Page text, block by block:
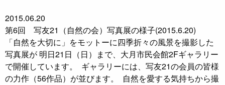
2015.06.20
第6回 写友21（自然の会）写真展の様子(2015.6.20)
「自然を大切に」をモットーに四季折々の風景を撮影した
写真展が 明日21日（日）まで、大月市民会館2Fギャラリー
で開催しています。
ギャラリーには、写友21の会員の皆様
の力作（56作品）が並びます。
自然を愛する気持ちから撮